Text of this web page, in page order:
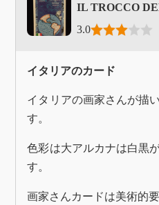
IL TROCCO
3.0
イタリアのカード
イタリアの画家さんが描
す。
色彩は大アルカナは白黒
す。
画家さんカードは美術的